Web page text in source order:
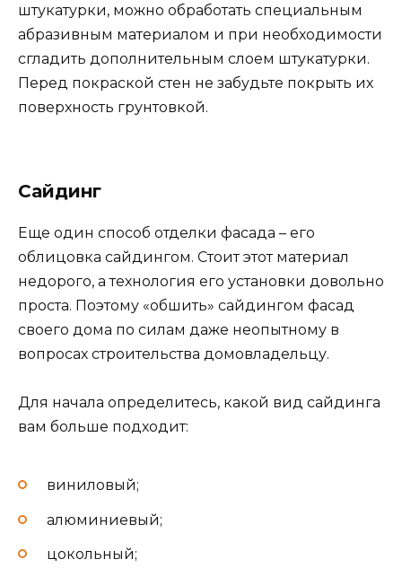
штукатурки, можно обработать специальным
абразивным материалом и при необходимости
сгладить дополнительным слоем штукатурки.
Перед покраской стен не забудьте покрыть их
поверхность грунтовкой.
Сайдинг
Еще один способ отделки фасада – его
облицовка сайдингом. Стоит этот материал
недорого, а технология его установки довольно
проста. Поэтому «обшить» сайдингом фасад
своего дома по силам даже неопытному в
вопросах строительства домовладельцу.
Для начала определитесь, какой вид сайдинга
вам больше подходит:
виниловый;
алюминиевый;
цокольный;